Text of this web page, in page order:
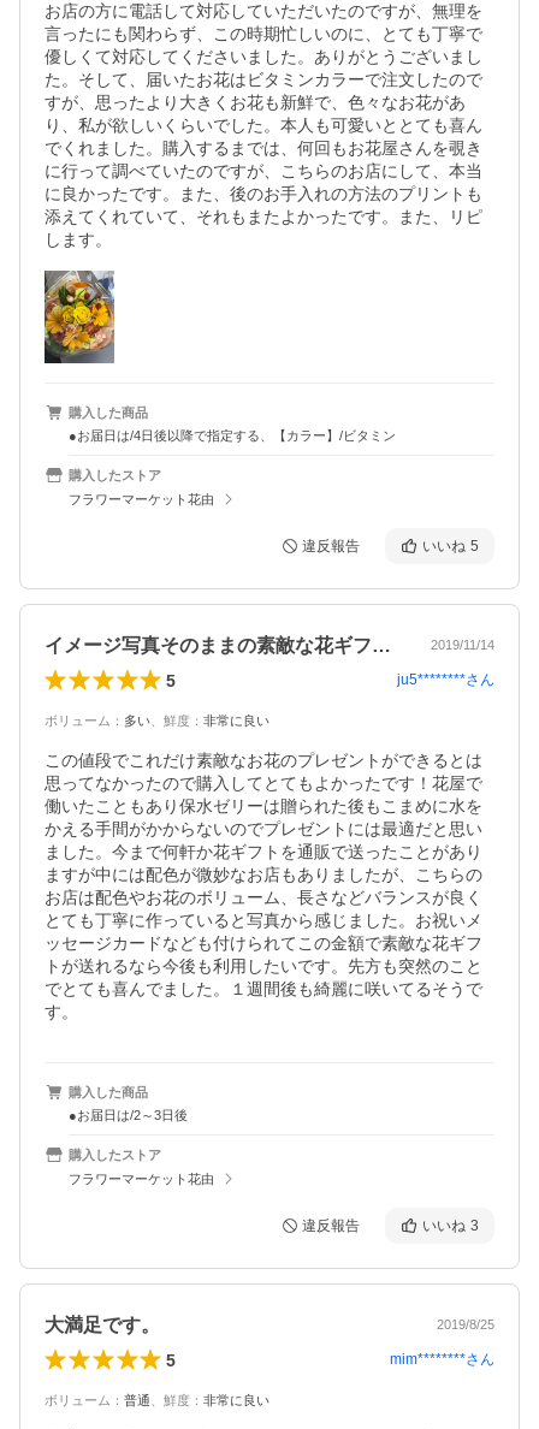
お店の方に電話して対応していただいたのですが、無理を
言ったにも関わらず、この時期忙しいのに、とても丁寧で
優しくて対応してくださいました。ありがとうございまし
た。そして、届いたお花はビタミンカラーで注文したので
すが、思ったより大きくお花も新鮮で、色々なお花があ
り、私が欲しいくらいでした。本人も可愛いととても喜ん
でくれました。購入するまでは、何回もお花屋さんを覗き
に行って調べていたのですが、こちらのお店にして、本当
に良かったです。また、後のお手入れの方法のプリントも
添えてくれていて、それもまたよかったです。また、リピ
します。
購入した商品
●お届日は/4日後以降で指定する、【カラー】/ビタミン
購入したストア
フラワーマーケット花由
違反報告 いいね 5
イメージ写真そのままの素敵な花ギフト！ 2019/11/14
5 ju5********さん
ボリューム ： 多い 鮮度 ： 非常に良い
この値段でこれだけ素敵なお花のプレゼントができるとは
思ってなかったので購入してとてもよかったです！花屋で
働いたこともあり保水ゼリーは贈られた後もこまめに水を
かえる手間がかからないのでプレゼントには最適だと思い
ました。今まで何軒か花ギフトを通販で送ったことがあり
ますが中には配色が微妙なお店もありましたが、こちらの
お店は配色やお花のボリューム、長さなどバランスが良く
とても丁寧に作っていると写真から感じました。お祝いメ
ッセージカードなども付けられてこの金額で素敵な花ギフ
トが送れるなら今後も利用したいです。先方も突然のこと
でとても喜んでました。１週間後も綺麗に咲いてるそうで
す。
購入した商品
●お届日は/2～3日後
購入したストア
フラワーマーケット花由
違反報告 いいね 3
大満足です。 2019/8/25
5 mim********さん
ボリューム ： 普通 鮮度 ： 非常に良い